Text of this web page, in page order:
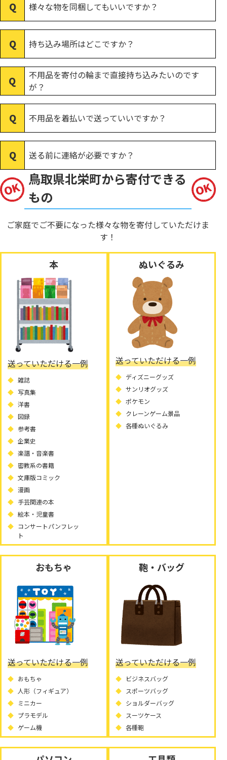
様々な物を同梱してもいいですか？
持ち込み場所はどこですか？
不用品を寄付の輪まで直接持ち込みたいのです
が？
不用品を着払いで送っていいですか？
送る前に連絡が必要ですか？
鳥取県北栄町から寄付できる
もの
ご家庭でご不要になった様々な物を寄付していただけま
す！
本
送っていただける一例
雑誌
写真集
洋書
図録
参考書
企業史
楽譜・音楽書
密教系の書籍
文庫版コミック
漫画
手芸関連の本
絵本・児童書
コンサートパンフレッ
ト
ぬいぐるみ
送っていただける一例
ディズニーグッズ
サンリオグッズ
ポケモン
クレーンゲーム景品
各種ぬいぐるみ
おもちゃ
送っていただける一例
おもちゃ
人形（フィギュア）
ミニカー
プラモデル
ゲーム機
鞄・バッグ
送っていただける一例
ビジネスバッグ
スポーツバッグ
ショルダーバッグ
スーツケース
各種鞄